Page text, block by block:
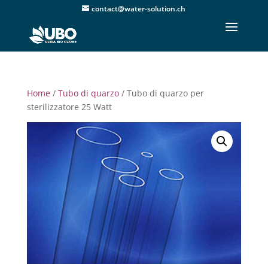
contact@water-solution.ch
Home/ Tubo di quarzo/ Tubo di quarzo per
sterilizzatore 25 Watt